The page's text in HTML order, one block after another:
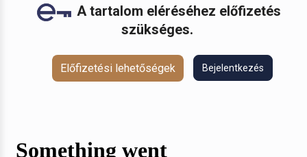
A tartalom eléréséhez előfizetés
szükséges.
Előfizetési lehetőségek Bejelentkezés